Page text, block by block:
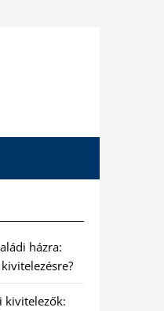
házra:
kivitelezők: